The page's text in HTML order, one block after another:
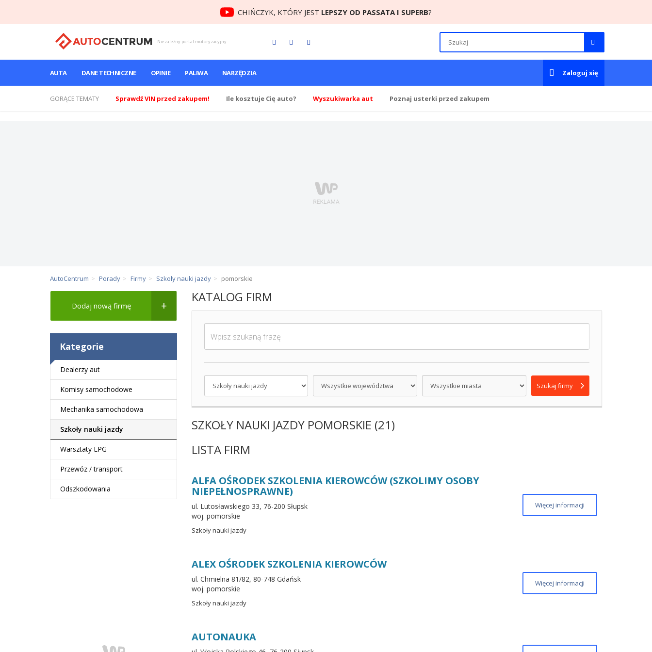
CHIŃCZYK, KTÓRY JEST LEPSZY OD PASSATA I SUPERB?
Niezależny portal motoryzacyjny
AUTA DANE TECHNICZNE OPINIE PALIWA NARZĘDZIA Zaloguj się
GORĄCE TEMATY Sprawdź VIN przed zakupem! Ile kosztuje Cię auto? Wyszukiwarka aut Poznaj usterki przed zakupem
AutoCentrum Porady Firmy Szkoły nauki jazdy pomorskie
KATALOG FIRM
Szukaj firmy
SZKOŁY NAUKI JAZDY POMORSKIE (21)
LISTA FIRM
ALFA OŚRODEK SZKOLENIA KIEROWCÓW (SZKOLIMY OSOBY
NIEPEŁNOSPRAWNE)
ul. Lutosławskiego 33, 76-200 Słupsk
woj. pomorskie
Szkoły nauki jazdy
Więcej informacji
ALEX OŚRODEK SZKOLENIA KIEROWCÓW
ul. Chmielna 81/82, 80-748 Gdańsk
woj. pomorskie
Szkoły nauki jazdy
Więcej informacji
AUTONAUKA
Dodaj nową firmę
Kategorie
Dealerzy aut
Komisy samochodowe
Mechanika samochodowa
Szkoły nauki jazdy
Warsztaty LPG
Przewóz / transport
Odszkodowania